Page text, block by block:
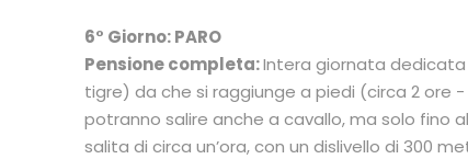
6° Giorno:PARO
Pensione completa:Intera giornata dedicata
tigre) da che si raggiunge a piedi (circa 2
potranno salire anche a cavallo, ma solo fino
salita di circa un’ora, con un dislivello di 300